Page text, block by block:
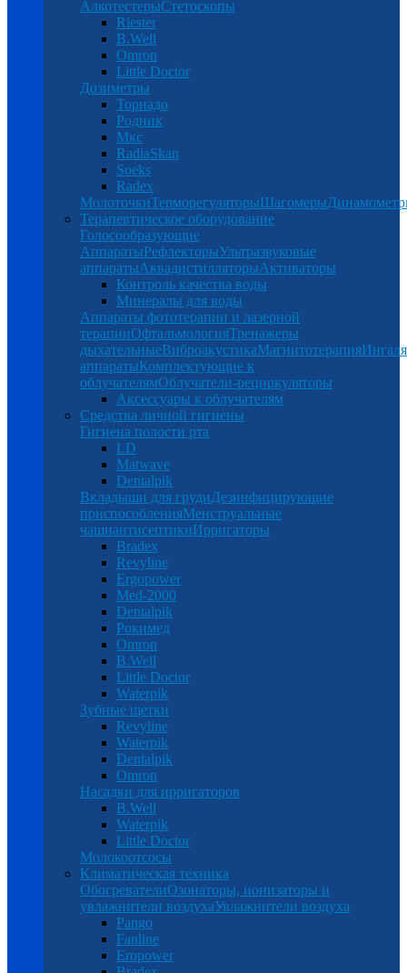
АлкотестерыСтетоскопы
Riester
B.Well
Omron
Little Doctor
Дозиметры
Торнадо
Родник
Мкс
RadiaSkan
Soeks
Radex
МолоточкиТерморегуляторыШагомеры
Терапевтическое оборудование
Голосообразующие
АппаратыРефлекторыУльтразвуковые
аппаратыАквадистилляторыАктиваторы
Контроль качества воды
Минералы для воды
Аппараты фототерапии и лазерной
терапииОфтальмологияТренажеры
дыхательныеВиброакустикаМагнитотерапия
аппаратыКомплектующие к
облучателямОблучатели-рециркуляторы
Аксессуары к облучателям
Средства личной гигиены
Гигиена полости рта
LD
Matwave
Dentalpik
Вкладыши для грудиДезинфицирующие
приспособленияМенструальные
чашиантисептикиИрригаторы
Bradex
Revyline
Ergopower
Med-2000
Dentalpik
Рокимед
Omron
B.Well
Little Doctor
Waterpik
Зубные щетки
Revyline
Waterpik
Dentalpik
Omron
Насадки для ирригаторов
B.Well
Waterpik
Little Doctor
Молокоотсосы
Климатическая техника
ОбогревателиОзонаторы, ионизаторы и
увлажнители воздухаУвлажнители воздуха
Pango
Fanline
Eropower